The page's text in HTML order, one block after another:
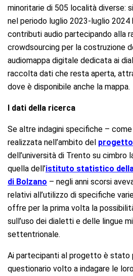
minoritarie di 505 località diverse:
nel periodo luglio 2023-luglio 2024
contributi audio partecipando alla
crowdsourcing per la costruzione
audiomappa digitale dedicata ai
raccolta dati che resta aperta,
dove è disponibile anche la mappa.
I dati della ricerca
Se altre indagini specifiche – come
realizzata nell’ambito del progetto
dell’università di Trento su cimbro
quella dell’istituto statistico
di Bolzano – negli anni scorsi
relativi all’utilizzo di specifiche
offre per la prima volta la
sull’uso dei dialetti e delle lingue
settentrionale.
Ai partecipanti al progetto è stato
questionario volto a indagare le